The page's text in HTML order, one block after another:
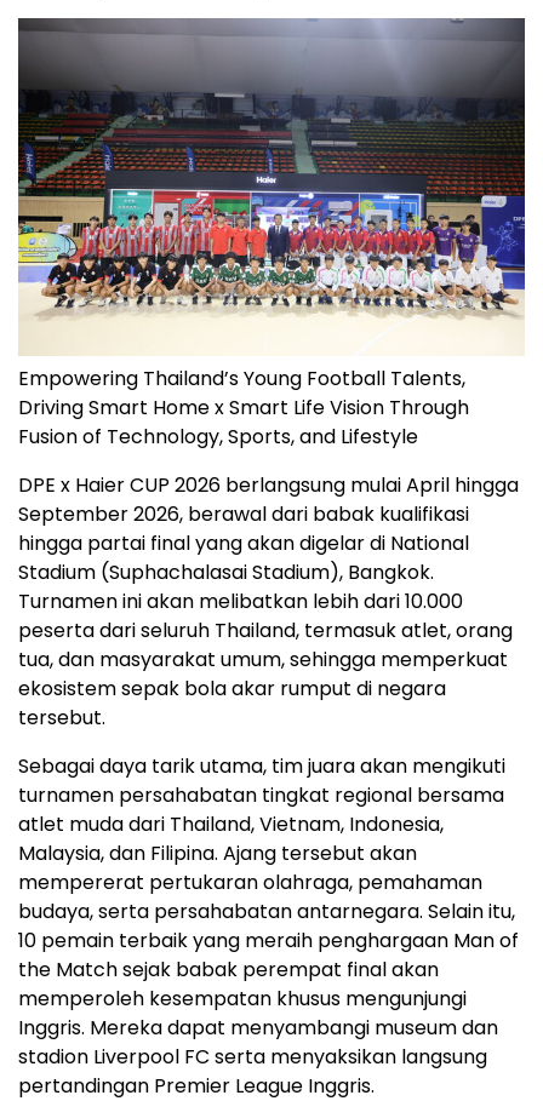
Empowering Thailand’s Young Football Talents,
Driving Smart Home x Smart Life Vision Through
Fusion of Technology, Sports, and Lifestyle
DPE x Haier CUP 2026 berlangsung mulai April hingga
September 2026, berawal dari babak kualifikasi
hingga partai final yang akan digelar di National
Stadium (Suphachalasai Stadium), Bangkok.
Turnamen ini akan melibatkan lebih dari 10.000
peserta dari seluruh Thailand, termasuk atlet, orang
tua, dan masyarakat umum, sehingga memperkuat
ekosistem sepak bola akar rumput di negara
tersebut.
Sebagai daya tarik utama, tim juara akan mengikuti
turnamen persahabatan tingkat regional bersama
atlet muda dari Thailand, Vietnam, Indonesia,
Malaysia, dan Filipina. Ajang tersebut akan
mempererat pertukaran olahraga, pemahaman
budaya, serta persahabatan antarnegara. Selain itu,
10 pemain terbaik yang meraih penghargaan Man of
the Match sejak babak perempat final akan
memperoleh kesempatan khusus mengunjungi
Inggris. Mereka dapat menyambangi museum dan
stadion Liverpool FC serta menyaksikan langsung
pertandingan Premier League Inggris.